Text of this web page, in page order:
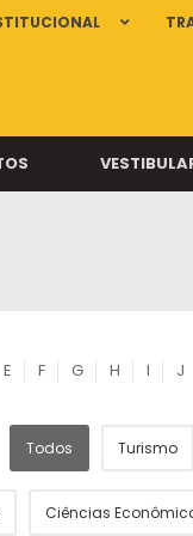
E F G H I J
Todos Turismo
Ciências